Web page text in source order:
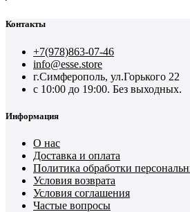
Контакты
+7(978)863-07-46
info@esse.store
г.Симферополь, ул.Горького 22
с 10:00 до 19:00. Без выходных.
Информация
О нас
Доставка и оплата
Политика обработки
Условия возврата
Условия соглашения
Частые вопросы